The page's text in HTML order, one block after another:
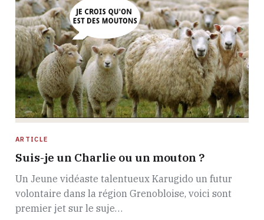
ARTICLE
Suis-je un Charlie ou un mouton ?
Un Jeune vidéaste talentueux Karugido un futur
volontaire dans la région Grenobloise, voici sont
premier jet sur le suje…